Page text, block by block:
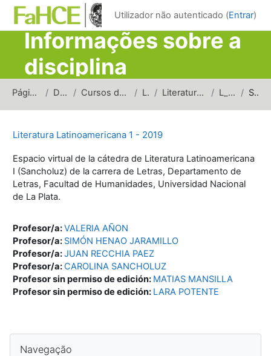
Ir para o conteúdo principal
Utilizador não autenticado (Entrar)
Informações sobre a
disciplina
Página principal Disciplinas Cursos de carreras de grado Letras Literatura Latinoamericana L_LL1_2019 Sumário
Literatura Latinoamericana 1 - 2019
Espacio virtual de la cátedra de Literatura Latinoamericana
I (Sancholuz) de la carrera de Letras, Departamento de
Letras, Facultad de Humanidades, Universidad Nacional
de La Plata.
Profesor/a:VALERIA AÑON
Profesor/a: SIMÓN HENAO JARAMILLO
Profesor/a:JUAN RECCHIA PAEZ
Profesor/a:CAROLINA SANCHOLUZ
Profesor sin permiso de edición: MATIAS MANSILLA
Profesor sin permiso de edición: LARA POTENTE
Blocos
Navegação